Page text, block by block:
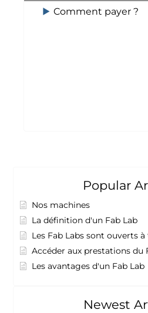
Comment payer ?
Popular
Nos machines
La définition d'un Fab Lab
Les Fab Labs sont ouverts à
Accéder aux prestations du
Les avantages d'un Fab Lab
Newest